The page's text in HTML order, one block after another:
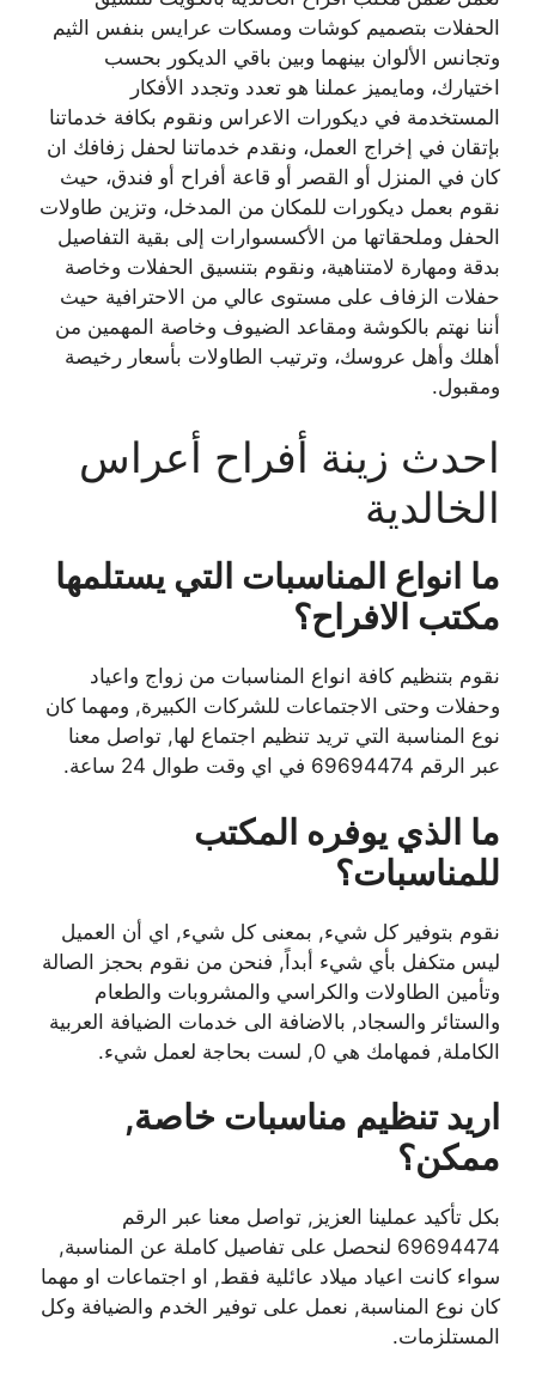
الحفلات بتصميم كوشات ومسكات عرايس بنفس الثيم
وتجانس الألوان بينهما وبين باقي الديكور بحسب
اختيارك، ومايميز عملنا هو تعدد وتجدد الأفكار
المستخدمة في ديكورات الاعراس ونقوم بكافة خدماتنا
بإتقان في إخراج العمل، ونقدم خدماتنا لحفل زفافك ان
كان في المنزل أو القصر أو قاعة أفراح أو فندق، حيث
نقوم بعمل ديكورات للمكان من المدخل، وتزين طاولات
الحفل وملحقاتها من الأكسسوارات إلى بقية التفاصيل
بدقة ومهارة لامتناهية، ونقوم بتنسيق الحفلات وخاصة
حفلات الزفاف على مستوى عالي من الاحترافية حيث
أننا نهتم بالكوشة ومقاعد الضيوف وخاصة المهمين من
أهلك وأهل عروسك، وترتيب الطاولات بأسعار رخيصة
ومقبول.
احدث زينة أفراح أعراس
الخالدية
ما انواع المناسبات التي يستلمها
مكتب الافراح؟
نقوم بتنظيم كافة انواع المناسبات من زواج واعياد
وحفلات وحتى الاجتماعات للشركات الكبيرة, ومهما كان
نوع المناسبة التي تريد تنظيم اجتماع لها, تواصل معنا
عبر الرقم 69694474 في اي وقت طوال 24 ساعة.
ما الذي يوفره المكتب
للمناسبات؟
نقوم بتوفير كل شيء, بمعنى كل شيء, اي أن العميل
ليس متكفل بأي شيء أبداً, فنحن من نقوم بحجز الصالة
وتأمين الطاولات والكراسي والمشروبات والطعام
والستائر والسجاد, بالاضافة الى خدمات الضيافة العربية
الكاملة, فمهامك هي 0, لست بحاجة لعمل شيء.
اريد تنظيم مناسبات خاصة,
ممكن؟
بكل تأكيد عملينا العزيز, تواصل معنا عبر الرقم
69694474 لنحصل على تفاصيل كاملة عن المناسبة,
سواء كانت اعياد ميلاد عائلية فقط, او اجتماعات او مهما
كان نوع المناسبة, نعمل على توفير الخدم والضيافة وكل
المستلزمات.